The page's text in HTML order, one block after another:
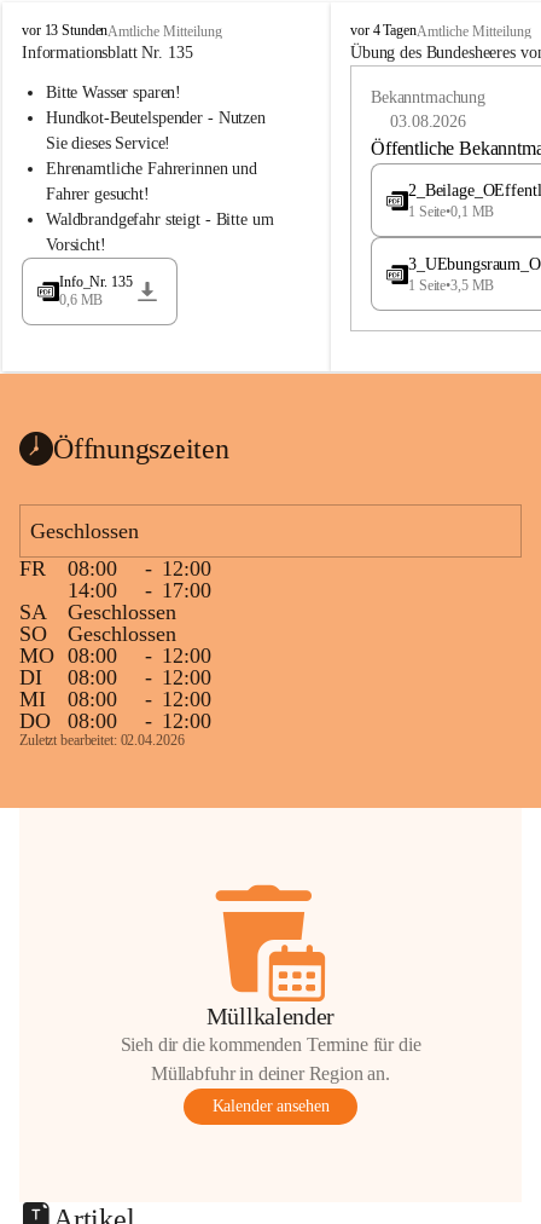
B
u
h
a
d
l
a
vor 13 StundenAmtliche Mitteilung
Informationsblatt Nr. 135
Bitte Wasser sparen!
Hundkot-Beutelspender - Nutzen
Sie dieses Service!
Ehrenamtliche Fahrerinnen und
Fahrer gesucht!
Waldbrandgefahr steigt - Bitte um
Vorsicht!
Info_Nr. 135
0,6 MB
B
u
e
a
vor 4 TagenAmtliche Mitteilung
Übung des Bundesheeres
Bekanntmachung
03.08.2026
Öffentliche
1 Seite•0,1 MB
1 Seite•3,5 MB
Öffnungszeiten
Geschlossen
FR
08:00 - 12:00
14:00
- 17:00
SA
Geschlossen
SO
Geschlossen
MO 08:00 - 12:00
DI
08:00 - 12:00
MI
08:00 - 12:00
DO
08:00 - 12:00
Zuletzt bearbeitet: 02.04.2026
Müllkalender
Sieh dir die kommenden Termine für die
Müllabfuhr in deiner Region an.
Kalender ansehen